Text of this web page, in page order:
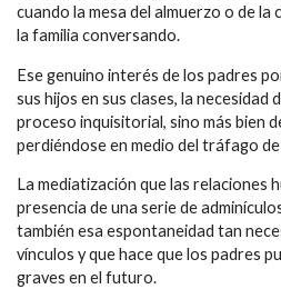
cuando la mesa del almuerzo o de la
la familia conversando.
Ese genuino interés de los padres
sus hijos en sus clases, la necesidad
proceso inquisitorial, sino más bien
perdiéndose en medio del tráfago
La mediatización que las relaciones
presencia de una serie de
también esa espontaneidad tan
vínculos y que hace que los padres
graves en el futuro.